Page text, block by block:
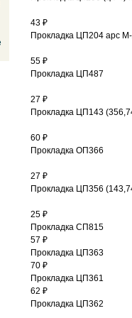
43 ₽
Прокладка ЦП204 арс
55 ₽
Прокладка ЦП487
27 ₽
Прокладка ЦП143
60 ₽
Прокладка ОП366
27 ₽
Прокладка ЦП356
25 ₽
Прокладка СП815
57 ₽
Прокладка ЦП363
70 ₽
Прокладка ЦП361
62 ₽
Прокладка ЦП362